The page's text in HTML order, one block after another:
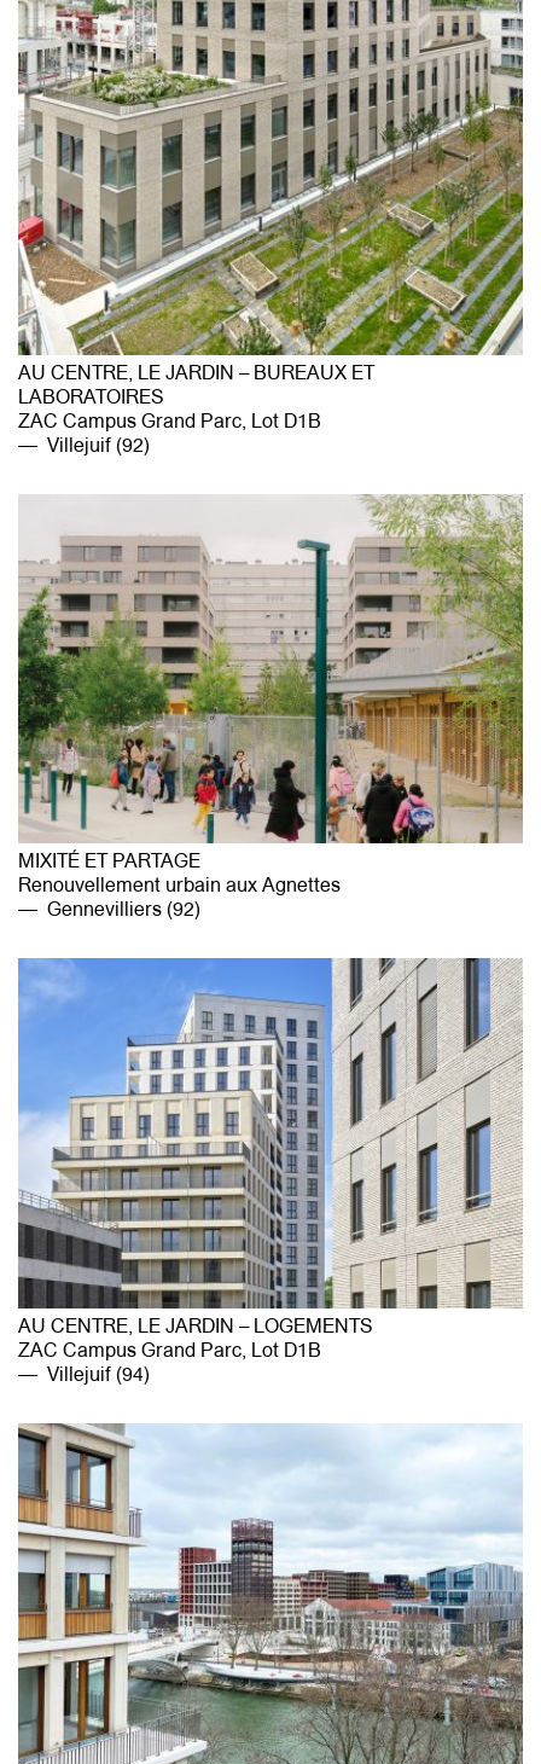
AU CENTRE, LE JARDIN – BUREAUX ET
LABORATOIRES
ZAC Campus Grand Parc, Lot D1B
Villejuif (92)
MIXITÉ ET PARTAGE
Renouvellement urbain aux Agnettes
Gennevilliers (92)
AU CENTRE, LE JARDIN – LOGEMENTS
ZAC Campus Grand Parc, Lot D1B
Villejuif (94)